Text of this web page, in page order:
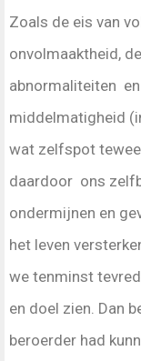
Zoals de eis van
onvolmaaktheid,
abnormaliteiten
middelmatigheid
wat zelfspot
daardoor ons
ondermijnen en
het leven
we tenminst
en doel zien. Dan
beroerder had